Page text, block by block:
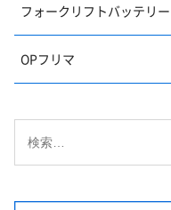
フォークリフトバッテリー
OPフリマ
索: